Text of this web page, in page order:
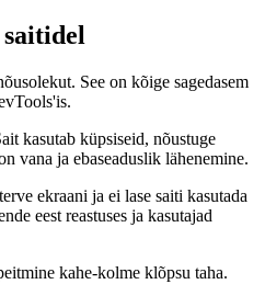
See on kõige sagedasem
kasutab küpsiseid, nõustuge
vana ja ebaseaduslik lähenemine.
ekraani ja ei lase saiti kasutada
eest reastuses ja kasutajad
kahe-kolme klõpsu taha.